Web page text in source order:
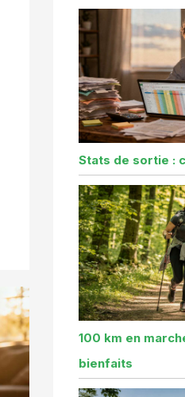
Stats de sortie :
100 km en
bienfaits